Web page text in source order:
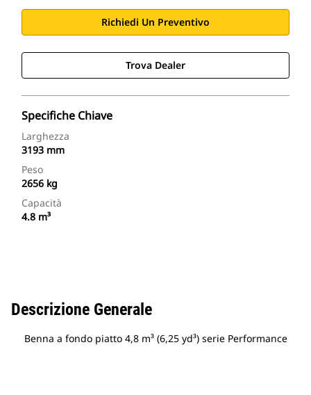
Richiedi Un Preventivo
Trova Dealer
Specifiche Chiave
Larghezza
3193 mm
Peso
2656 kg
Capacità
4.8 m³
Descrizione Generale
Benna a fondo piatto 4,8 m³ (6,25 yd³) serie Performance